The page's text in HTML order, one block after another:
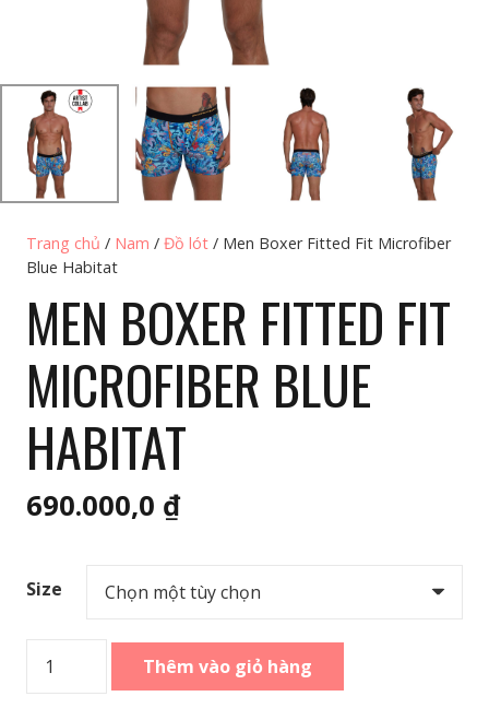
Trang chủ / Nam / Đồ lót / Men Boxer Fitted Fit Microfiber
Blue Habitat
MEN BOXER FITTED FIT
MICROFIBER BLUE
HABITAT
690.000,0 ₫
Size
Thêm vào giỏ hàng